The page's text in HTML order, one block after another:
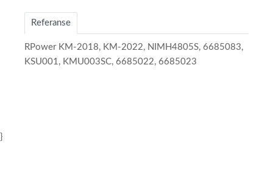
Referanse
RPower KM-2018, KM-2022, NIMH4805S, 6685083,
KSU001, KMU003SC, 6685022, 6685023
}